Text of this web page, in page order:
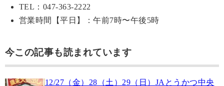
TEL：047-363-2222
営業時間【平日】：午前7時〜午後5時
今この記事も読まれています
12/27（金）28（土）29（日）JAとうかつ中央